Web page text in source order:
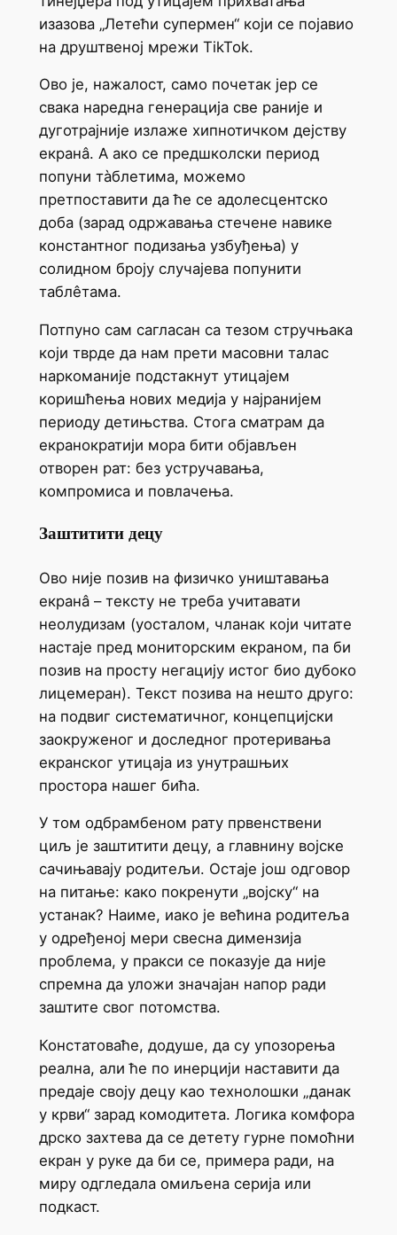
изазова „Летећи супермен“ који се појавио
на друштвеној мрежи TikTok.
Ово је, нажалост, само почетак јер се
свака наредна генерација све раније и
дуготрајније излаже хипнотичком дејству
екранâ. А ако се предшколски период
попуни тàблетима, можемо
претпоставити да ће се адолесцентско
доба (зарад одржавања стечене навике
константног подизања узбуђења) у
солидном броју случајева попунити
таблêтама.
Потпуно сам сагласан са тезом стручњака
који тврде да нам прети масовни талас
наркоманије подстакнут утицајем
коришћења нових медија у најранијем
периоду детињства. Стога сматрам да
екранократији мора бити објављен
отворен рат: без устручавања,
компромиса и повлачења.
Заштитити децу
Ово није позив на физичко уништавања
екранâ – тексту не треба учитавати
неолудизам (уосталом, чланак који читате
настаје пред мониторским екраном, па би
позив на просту негацију истог био дубоко
лицемеран). Текст позива на нешто друго:
на подвиг систематичног, концепцијски
заокруженог и доследног протеривања
екранског утицаја из унутрашњих
простора нашег бића.
У том одбрамбеном рату првенствени
циљ је заштитити децу, а главнину војске
сачињавају родитељи. Остаје још одговор
на питање: како покренути „војску“ на
устанак? Наиме, иако је већина родитеља
у одређеној мери свесна димензија
проблема, у пракси се показује да није
спремна да уложи значајан напор ради
заштите свог потомства.
Констатоваће, додуше, да су упозорења
реална, али ће по инерцији наставити да
предаје своју децу као технолошки „данак
у крви“ зарад комодитета. Логика комфора
дрско захтева да се детету гурне помоћни
екран у руке да би се, примера ради, на
миру одгледала омиљена серија или
подкаст.